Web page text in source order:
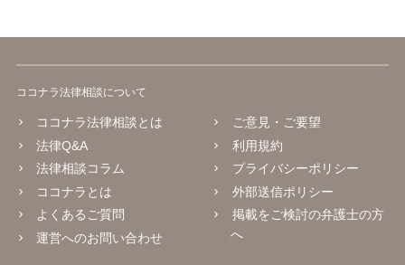
ココナラ法律相談について
ココナラ法律相談とは
法律Q&A
法律相談コラム
ココナラとは
よくあるご質問
運営へのお問い合わせ
ご意見・ご要望
利用規約
プライバシーポリシー
外部送信ポリシー
掲載をご検討の弁護士の方
へ